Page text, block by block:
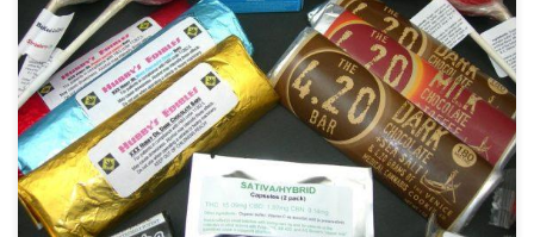
• Dyskutuje na temat teorii spiskowych oraz kosmitów. Paranoja i
marihuana idą w parze razem tak samo jak moda oraz anoreksja.
Nie wiem dlaczego, ale bycie na haju po prostu zmusza do
myślenia o „większym obrazie”. Dla palaczy często wiąże się to z
teoriami spiskowymi, kłamstwami ze strony rządu, który […]